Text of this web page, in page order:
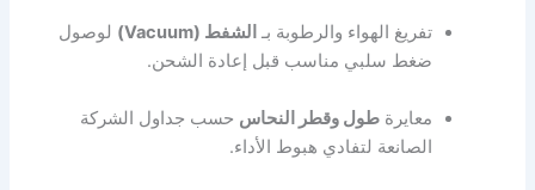
تفريغ الهواء والرطوبة بـ الشفط (Vacuum)
لوصول
ضغط سلبي مناسب قبل إعادة الشحن.
معايرةطول وقطر النحاس حسب جداول الشركة
الصانعة لتفادي هبوط الأداء.